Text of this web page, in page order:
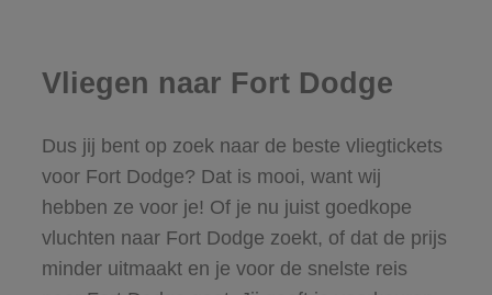
Vliegen naar Fort Dodge
Dus jij bent op zoek naar de beste vliegtickets
voor Fort Dodge? Dat is mooi, want wij
hebben ze voor je! Of je nu juist goedkope
vluchten naar Fort Dodge zoekt, of dat de prijs
minder uitmaakt en je voor de snelste reis